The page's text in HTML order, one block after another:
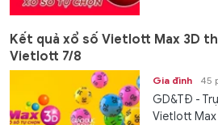
Kết quả xổ số Vietlott Max 3D
Vietlott 7/8
Gia đình 45
GD&TĐ -
Vietlott Max